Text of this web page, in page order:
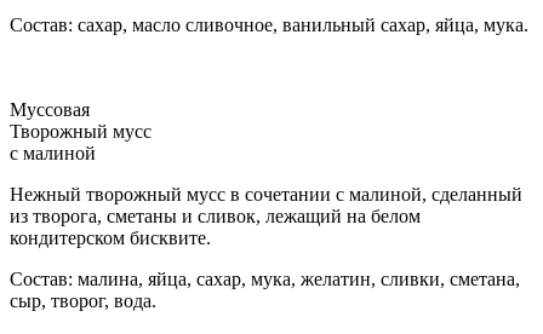
Состав: сахар, масло сливочное, ванильный сахар, яйца, мука.
Муссовая
Творожный мусс
с малиной
Нежный творожный мусс в сочетании с малиной, сделанный
из творога, сметаны и сливок, лежащий на белом
кондитерском бисквите.
Состав: малина, яйца, сахар, мука, желатин, сливки, сметана,
сыр, творог, вода.